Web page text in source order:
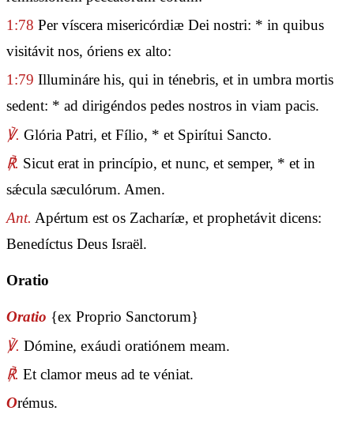
1:78 Per víscera misericórdiæ Dei nostri: * in quibus
visitávit nos, óriens ex alto:
1:79 Illumináre his, qui in ténebris, et in umbra mortis
sedent: * ad dirigéndos pedes nostros in viam pacis.
℣. Glória Patri, et Fílio, * et Spirítui Sancto.
℟. Sicut erat in princípio, et nunc, et semper, * et in
sǽcula sæculórum. Amen.
Ant. Apértum est os Zacharíæ, et prophetávit dicens:
Benedíctus Deus Israël.
Oratio
Oratio {ex Proprio Sanctorum}
℣. Dómine, exáudi oratiónem meam.
℟. Et clamor meus ad te véniat.
Orémus.